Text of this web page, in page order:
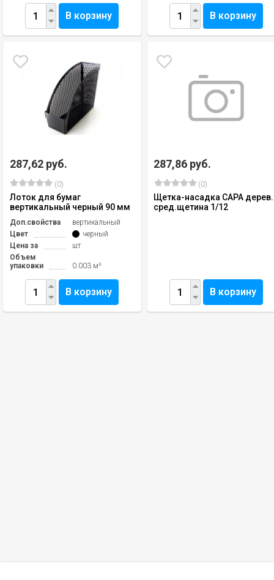
В корзину В корзину
287,62 руб.
(0)
Лоток для бумаг
вертикальный черный 90 мм
Доп.свойства
вертикальный
Цвет
черный
Цена за
шт
Объем
упаковки
0.003 м³
В корзину
287,86 руб.
(0)
Щетка-насадка САРА дерев.
сред.щетина 1/12
В корзину